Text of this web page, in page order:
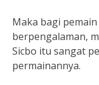
Maka bagi
berpengalaman,
Sicbo itu sangat
permainannya.